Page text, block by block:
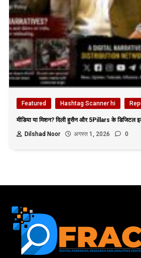
Featured Hashtag Scanner hi
मीडिया या मिशन? दिली हुसैन और 5Pillars के डिजिटल
Dilshad Noor
अगस्त 1, 2026 0